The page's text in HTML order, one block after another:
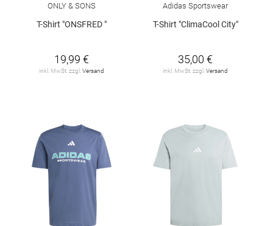
ONLY & SONS
T-Shirt "ONSFRED "
19,99 €
inkl. MwSt. zzgl. Versand
Adidas Sportswear
T-Shirt "ClimaCool City"
35,00 €
inkl. MwSt. zzgl. Versand